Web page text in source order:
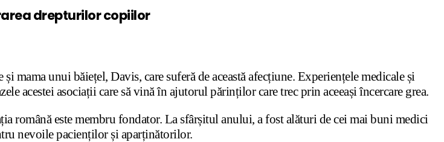
drepturilor copiilor
mama unui băiețel, Davis, care suferă de această afecțiune. Experiențele medicale și
acestei asociații care să vină în ajutorul părinților care trec prin aceeași încercare grea.
română este membru fondator. La sfârșitul anului, a fost alături de cei mai buni medici
nevoile pacienților și aparținătorilor.